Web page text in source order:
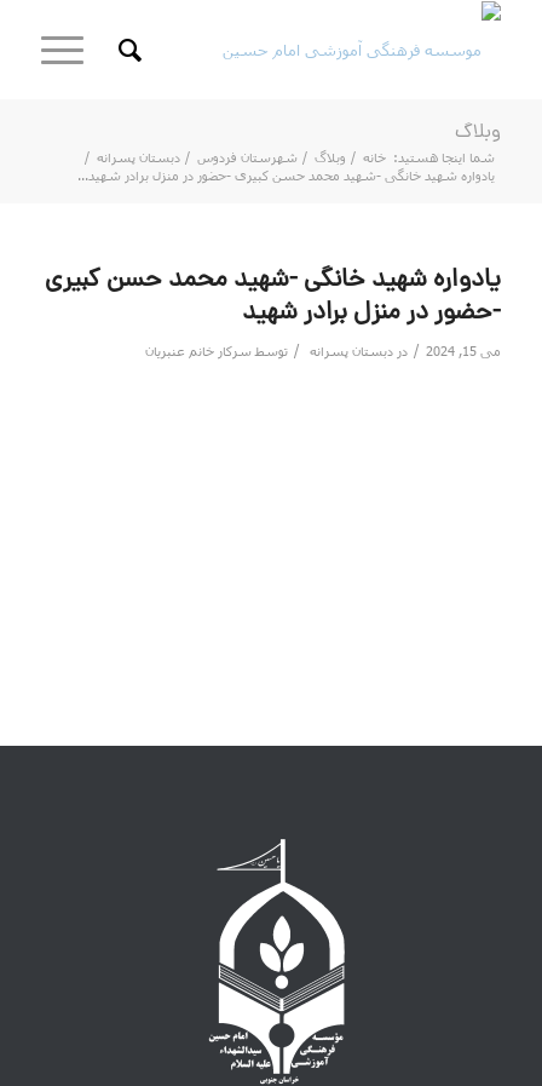
وبلاگ
شما اینجا هستید: خانه / وبلاگ / شهرستان فردوس / دبستان پسرانه /
یادواره شهید خانگی -شهید محمد حسن کبیری -حضور در منزل برادر شهید...
یادواره شهید خانگی -شهید محمد حسن کبیری
-حضور در منزل برادر شهید
می 15, 2024 / در دبستان پسرانه / توسط سرکار خانم عنبریان